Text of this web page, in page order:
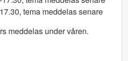
tema meddelas senare
meddelas under våren.